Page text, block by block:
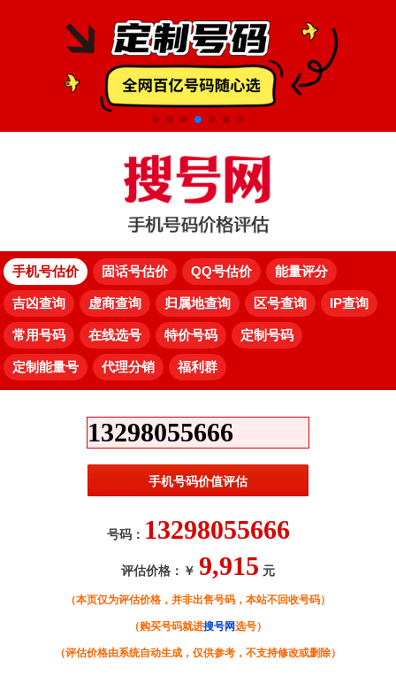
手机号估价 固话号估价 QQ号估价 能量评分
吉凶查询 虚商查询 归属地查询 区号查询 IP查询
常用号码 在线选号 特价号码 定制号码
定制能量号 代理分销 福利群
号码： 13298055666
评估价格：￥ 9,915 元
（本页仅为评估价格，并非出售号码，本站不回收号码）
（购买号码就进搜号网选号）
（评估价格由系统自动生成，仅供参考，不支持修改或删除）